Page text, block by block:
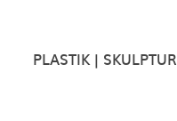
PLASTIK | SKULPTUR